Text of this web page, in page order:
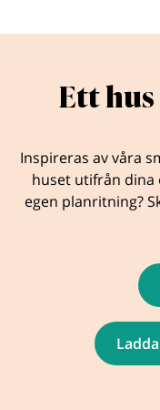
Ett
Inspireras av våra
huset utifrån dina
egen planritning?